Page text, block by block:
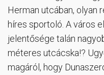
Herman utcában, olyan
híres sportoló. A város
jelentősége talán
méteres utcácska!?
magáról, hogy